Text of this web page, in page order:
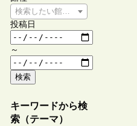
検索したい館種を選択してください
投稿日
～
検索
キーワードから検
索（テーマ）